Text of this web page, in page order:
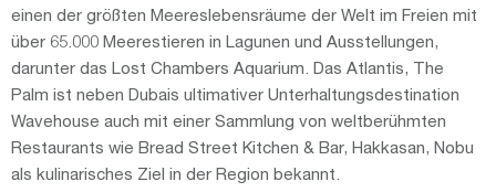
einen der größten Meereslebensräume der Welt im Freien mit
über 65.000 Meerestieren in Lagunen und Ausstellungen,
darunter das Lost Chambers Aquarium. Das Atlantis, The
Palm ist neben Dubais ultimativer Unterhaltungsdestination
Wavehouse auch mit einer Sammlung von weltberühmten
Restaurants wie Bread Street Kitchen & Bar, Hakkasan, Nobu
als kulinarisches Ziel in der Region bekannt.